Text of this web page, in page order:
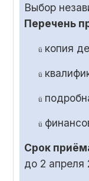
Выбор
Перечень
ü копия
ü
ü
ü
Срок
до 2 апреля